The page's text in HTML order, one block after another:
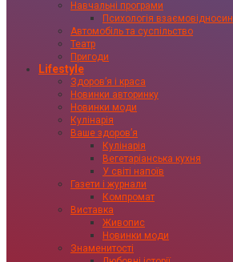
Навчальні програми
Психологія взаємовідносин
Автомобіль та суспільство
Театр
Пригоди
Lifestyle
Здоровʼя і краса
Новинки авторинку
Новинки моди
Кулінарія
Ваше здоровʼя
Кулінарія
Вегетаріанська кухня
У світі напоїв
Газети і журнали
Компромат
Виставка
Живопис
Новинки моди
Знаменитості